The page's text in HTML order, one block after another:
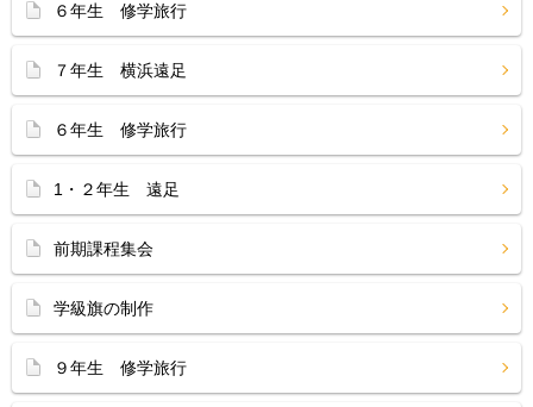
６年生 修学旅行
７年生 横浜遠足
６年生 修学旅行
1・２年生 遠足
前期課程集会
学級旗の制作
９年生 修学旅行